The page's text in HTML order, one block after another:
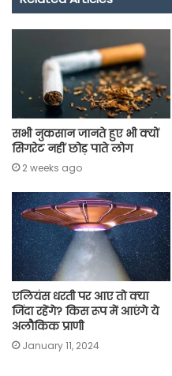
k
p
a
m
सभी नुकसान जानते हुए भी क्यों
सिगरेट नहीं छोड़ पाते लोग
2 weeks ago
एल‍ियंस धरती पर आए तो क्‍या
जिंदा रहेंगे? क‍िस रूप में आएंगे ये
अलौक‍िक प्राणी
January 11, 2024